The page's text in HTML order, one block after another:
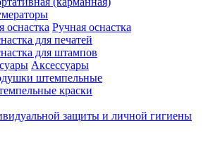
Ручная оснастка
для печатей
для штампов
Аксессуары
штемпельные
краски
защиты и личной гигиены